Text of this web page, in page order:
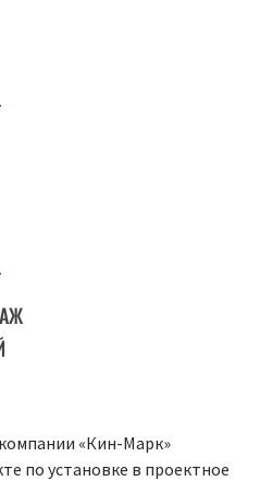
«Кин-Марк»
по установке в проектное